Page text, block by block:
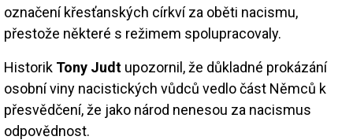
označení křesťanských církví za oběti nacismu,
přestože některé s režimem spolupracovaly.
Historik Tony Judt upozornil, že důkladné prokázání
osobní viny nacistických vůdců vedlo část Němců k
přesvědčení, že jako národ nenesou za nacismus
odpovědnost.